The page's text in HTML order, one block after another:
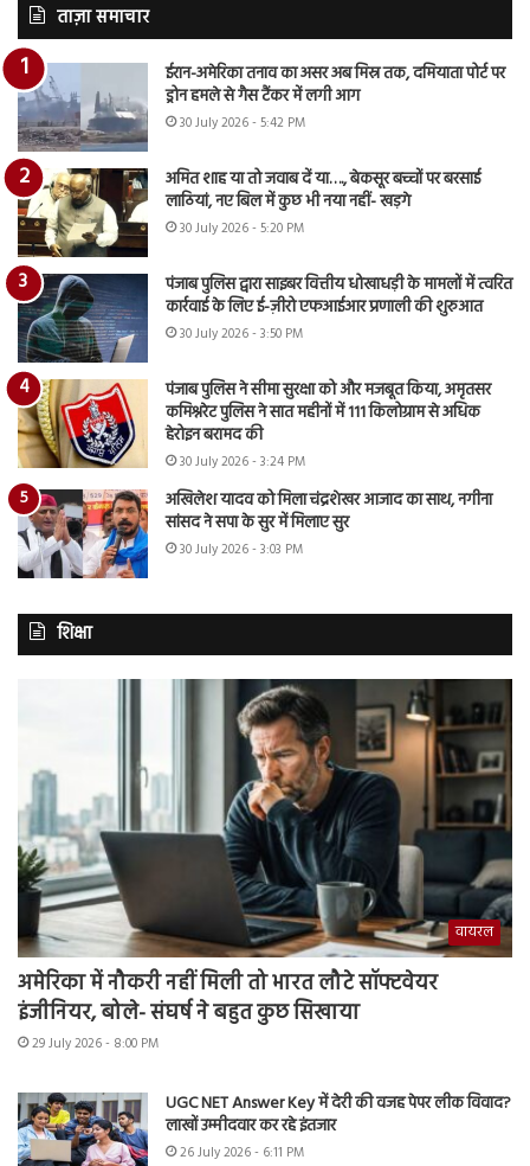
ताज़ा समाचार
ईरान-अमेरिका तनाव का असर अब मिस्र तक, दमियाता पोर्ट पर
ड्रोन हमले से गैस टैंकर में लगी आग
30 July 2026 - 5:42 PM
अमित शाह या तो जवाब दें या…., बेकसूर बच्चों पर बरसाई
लाठियां, नए बिल में कुछ भी नया नहीं- खड़गे
30 July 2026 - 5:20 PM
पंजाब पुलिस द्वारा साइबर वित्तीय धोखाधड़ी के मामलों में त्वरित
कार्रवाई के लिए ई-ज़ीरो एफआईआर प्रणाली की शुरुआत
30 July 2026 - 3:50 PM
पंजाब पुलिस ने सीमा सुरक्षा को और मजबूत किया, अमृतसर
कमिश्नरेट पुलिस ने सात महीनों में 111 किलोग्राम से अधिक
हेरोइन बरामद की
30 July 2026 - 3:24 PM
अखिलेश यादव को मिला चंद्रशेखर आजाद का साथ, नगीना
सांसद ने सपा के सुर में मिलाए सुर
30 July 2026 - 3:03 PM
शिक्षा
वायरल
अमेरिका में नौकरी नहीं मिली तो भारत लौटे सॉफ्टवेयर
इंजीनियर, बोले- संघर्ष ने बहुत कुछ सिखाया
29 July 2026 - 8:00 PM
UGC NET Answer Key में देरी की वजह पेपर लीक विवाद?
लाखों उम्मीदवार कर रहे इंतजार
26 July 2026 - 6:11 PM